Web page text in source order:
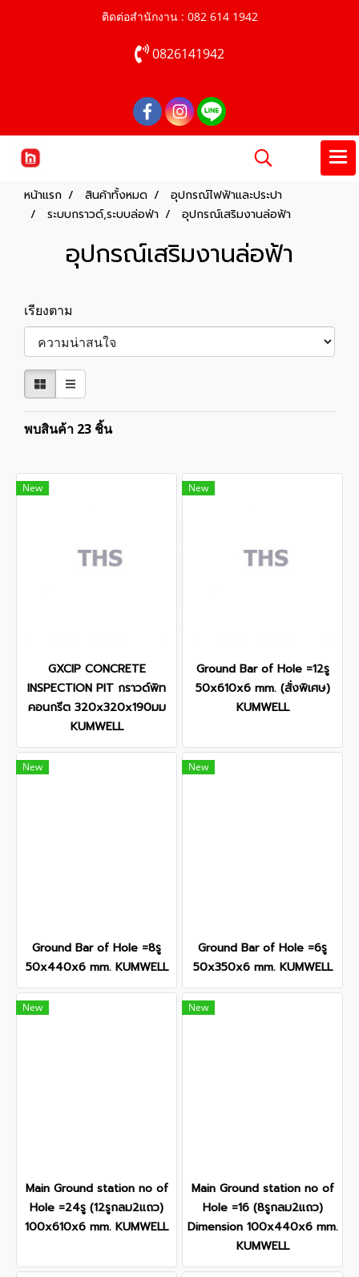
ติดต่อสำนักงาน : 082 614 1942
0826141942
หน้าแรก สินค้าทั้งหมด
อุปกรณ์ไฟฟ้าและประปา
ระบบกราวด์,ระบบล่อฟ่า
อุปกรณ์เสริมงานล่อฟ้า
อุปกรณ์เสริมงานล่อฟ้า
เรียงตาม
พบสินค้า 23 ชิ้น
New
GXCIP CONCRETE
INSPECTION PIT กราวด์พิท
คอนกรีต 320x320x190มม
KUMWELL
New
Ground Bar of Hole =12รู
50x610x6 mm. (สั่งพิเศษ)
KUMWELL
New
Ground Bar of Hole =8รู
50x440x6 mm. KUMWELL
New
Ground Bar of Hole =6รู
50x350x6 mm. KUMWELL
New
Main Ground station no of
Hole =24รู (12รูกลม2แถว)
100x610x6 mm. KUMWELL
New
Main Ground station no of
Hole =16 (8รูกลม2แถว)
Dimension 100x440x6 mm.
KUMWELL